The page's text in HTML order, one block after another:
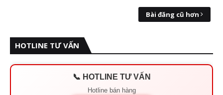
Bài đăng cũ hơn
HOTLINE TƯ VẤN
📞 HOTLINE TƯ VẤN
Hotline bán hàng